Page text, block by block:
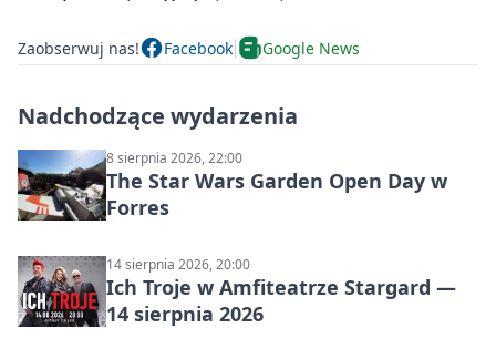
Zaobserwuj nas! Facebook Google News
Nadchodzące wydarzenia
8 sierpnia 2026, 22:00
The Star Wars Garden Open Day w
Forres
14 sierpnia 2026, 20:00
Ich Troje w Amfiteatrze Stargard —
14 sierpnia 2026